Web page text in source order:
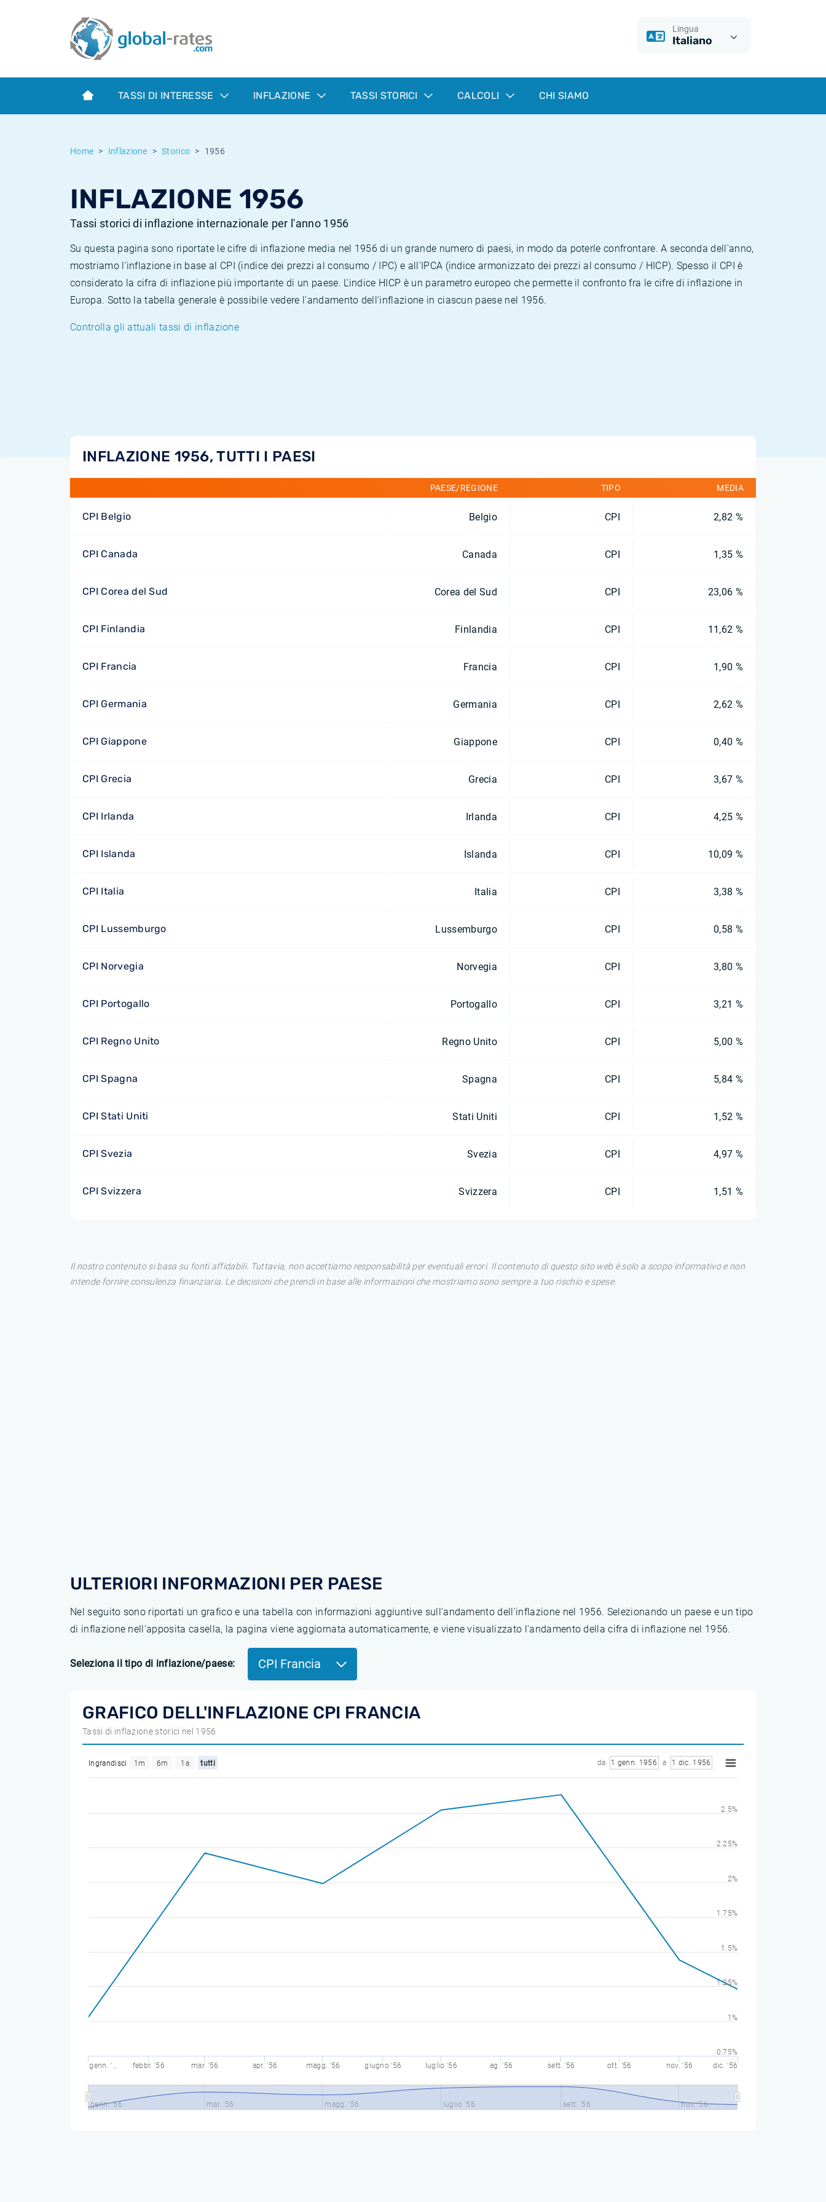
Lingua
Italiano
TASSI DI INTERESSE INFLAZIONE TASSI STORICI CALCOLI CHI SIAMO
Home Inflazione Storico 1956
INFLAZIONE 1956
Tassi storici di inflazione internazionale per l'anno 1956
Su questa pagina sono riportate le cifre di inflazione media nel 1956 di un grande numero di paesi, in modo da poterle confrontare. A seconda dell'anno,
mostriamo l'inflazione in base al CPI (indice dei prezzi al consumo / IPC) e all'IPCA (indice armonizzato dei prezzi al consumo / HICP). Spesso il CPI è
considerato la cifra di inflazione più importante di un paese. L'indice HICP è un parametro europeo che permette il confronto fra le cifre di inflazione in
Europa. Sotto la tabella generale è possibile vedere l'andamento dell'inflazione in ciascun paese nel 1956.
Controlla gli attuali tassi di inflazione
INFLAZIONE 1956, TUTTI I PAESI
PAESE/REGIONE TIPO MEDIA
CPI Belgio Belgio CPI 2,82 %
CPI Canada Canada CPI 1,35 %
CPI Corea del Sud Corea del Sud CPI 23,06 %
CPI Finlandia Finlandia CPI 11,62 %
CPI Francia Francia CPI 1,90 %
CPI Germania Germania CPI 2,62 %
CPI Giappone Giappone CPI 0,40 %
CPI Grecia Grecia CPI 3,67 %
CPI Irlanda Irlanda CPI 4,25 %
CPI Islanda Islanda CPI 10,09 %
CPI Italia Italia CPI 3,38 %
CPI Lussemburgo Lussemburgo CPI 0,58 %
CPI Norvegia Norvegia CPI 3,80 %
CPI Portogallo Portogallo CPI 3,21 %
CPI Regno Unito Regno Unito CPI 5,00 %
CPI Spagna Spagna CPI 5,84 %
CPI Stati Uniti Stati Uniti CPI 1,52 %
CPI Svezia Svezia CPI 4,97 %
CPI Svizzera Svizzera CPI 1,51 %
Il nostro contenuto si basa su fonti affidabili. Tuttavia, non accettiamo responsabilità per eventuali errori. Il contenuto di questo sito web è solo a scopo informativo e non
intende fornire consulenza finanziaria. Le decisioni che prendi in base alle informazioni che mostriamo sono sempre a tuo rischio e spese.
ULTERIORI INFORMAZIONI PER PAESE
Nel seguito sono riportati un grafico e una tabella con informazioni aggiuntive sull'andamento dell'inflazione nel 1956. Selezionando un paese e un tipo
di inflazione nell'apposita casella, la pagina viene aggiornata automaticamente, e viene visualizzato l'andamento della cifra di inflazione nel 1956.
Seleziona il tipo di inflazione/paese: CPI Francia
GRAFICO DELL'INFLAZIONE CPI FRANCIA
Tassi di inflazione storici nel 1956
Ingrandisci 1m 6m 1a tutti da 1 genn. 1956 a 1 dic. 1956
genn. '… febbr. '56 mar. '56 apr. '56 magg. '56 giugno '56 luglio '56 ag. '56 sett. '56 ott. '56 nov. '56 dic. '56
genn. '56 mar. '56 magg. '56 luglio '56 sett. '56 nov. '56
0.75%
1%
1.25%
1.5%
1.75%
2%
2.25%
2.5%
Term SOFR
Cos'è l'inflazione CPI?
Cos'è l'inflazione HICP?
Inflazione Svizzera
Tassi storici Euribor
Tassi storici di ESTER
Tassi di inflazione storici
Calcolatore dell’inflazione